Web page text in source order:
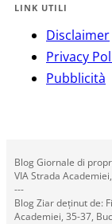
LINK UTILI
Disclaimer
Privacy
Pubblicità
Blog Giornale di
VIA Strada
---
Blog Ziar deținut de:
Academiei, 35-37,